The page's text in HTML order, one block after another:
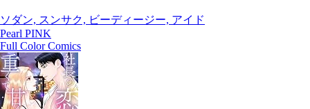
ソダン, スンサク, ビーディージー, アイド
Pearl PINK
Full Color Comics